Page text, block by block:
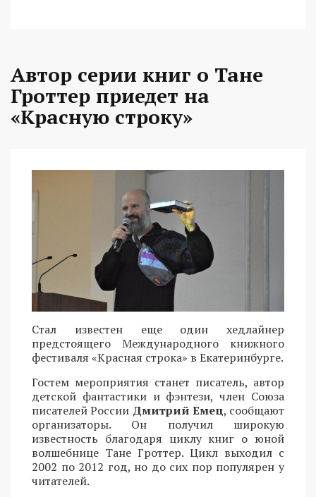
Автор серии книг о Тане
Гроттер приедет на
«Красную строку»
Стал известен еще один хедлайнер
предстоящего Международного книжного
фестиваля «Красная строка» в Екатеринбурге.
Гостем мероприятия станет писатель, автор
детской фантастики и фэнтези, член Союза
писателей России Дмитрий Емец, сообщают
организаторы. Он получил широкую
известность благодаря циклу книг о юной
волшебнице Тане Гроттер. Цикл выходил с
2002 по 2012 год, но до сих пор популярен у
читателей.